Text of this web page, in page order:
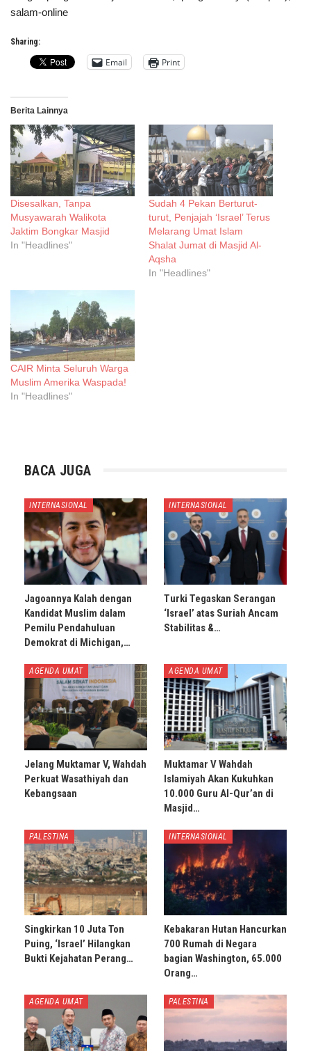
salam-online
Sharing:
Email Print
Berita Lainnya
Disesalkan, Tanpa
Musyawarah Walikota
Jaktim Bongkar Masjid
In "Headlines"
Sudah 4 Pekan Berturut-
turut, Penjajah ‘Israel’ Terus
Melarang Umat Islam
Shalat Jumat di Masjid Al-
Aqsha
In "Headlines"
CAIR Minta Seluruh Warga
Muslim Amerika Waspada!
In "Headlines"
BACA JUGA
INTERNASIONAL
Jagoannya Kalah dengan
Kandidat Muslim dalam
Pemilu Pendahuluan
Demokrat di Michigan,…
INTERNASIONAL
Turki Tegaskan Serangan
‘Israel’ atas Suriah Ancam
Stabilitas &…
AGENDA UMAT
Jelang Muktamar V, Wahdah
Perkuat Wasathiyah dan
Kebangsaan
AGENDA UMAT
Muktamar V Wahdah
Islamiyah Akan Kukuhkan
10.000 Guru Al-Qur’an di
Masjid…
PALESTINA
Singkirkan 10 Juta Ton
Puing, ‘Israel’ Hilangkan
Bukti Kejahatan Perang…
INTERNASIONAL
Kebakaran Hutan Hancurkan
700 Rumah di Negara
bagian Washington, 65.000
Orang…
AGENDA UMAT PALESTINA